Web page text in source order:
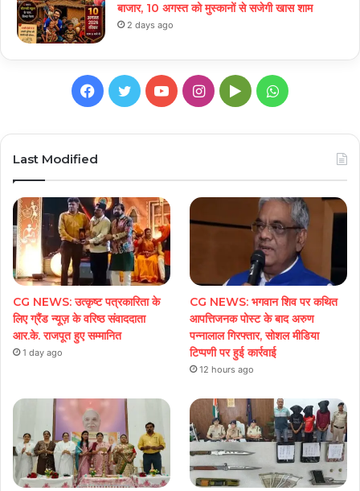
बाजार, 10 अगस्त को मुस्कानों से सजेगी खास शाम
2 days ago
Facebook
TwitterYouTubeInstagram
GoogleWhatsApp
Last Modified
CG NEWS: उत्कृष्ट पत्रकारिता के
लिए ग्रैंड न्यूज़ के वरिष्ठ संवाददाता
आर.के. राजपूत हुए सम्मानित
1 day ago
CG NEWS: भगवान शिव पर कथित
आपत्तिजनक पोस्ट के बाद अरुण
पन्नालाल गिरफ्तार, सोशल मीडिया
टिप्पणी पर हुई कार्रवाई
12 hours ago